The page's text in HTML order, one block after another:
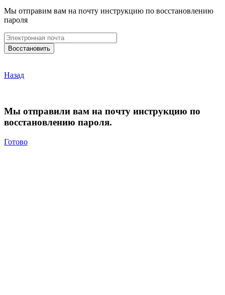
Мы отправим вам на почту инструкцию по восстановлению
пароля
Назад
Мы отправили вам на почту инструкцию по
восстановлению пароля.
Готово